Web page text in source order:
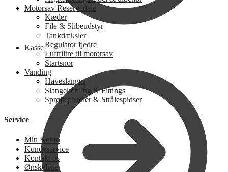
Kasse
Motorsav Reservedele
Kæder
File & Slibeudstyr
Tankdæksler
Regulator fjedre
Luftfiltre til motorsav
Startsnor
Vanding
Haveslanger
Slangekobling & Fittings
Sprøjtepistoler & Strålespidser
Service
Min Konto
Kundeservice
Kontakt os
Ønskeliste